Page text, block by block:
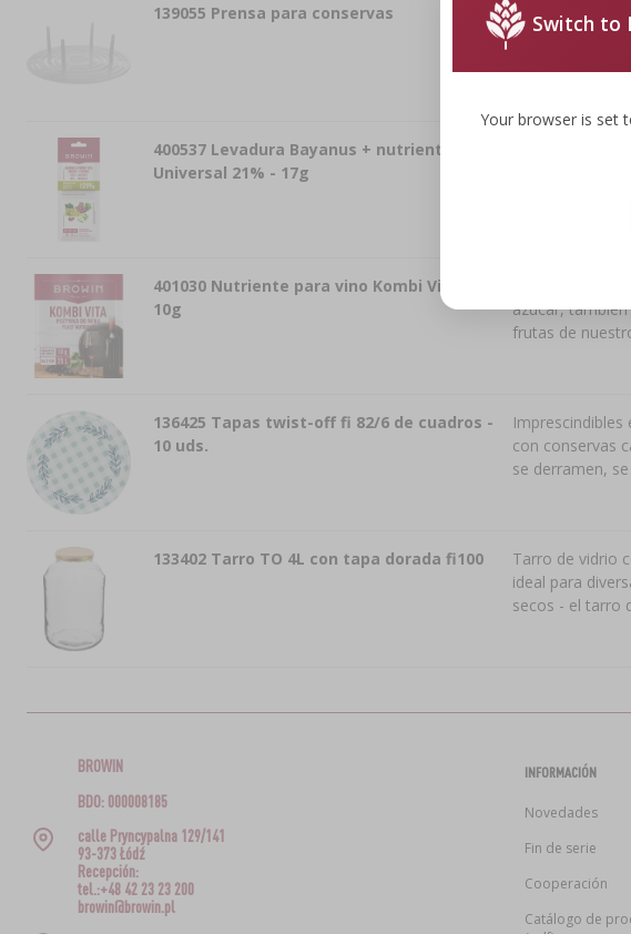
139055 Prensa para conservas
Descubre la
revolucionario
400537 Levadura Bayanus + nutriente
Universal 21% - 17g
Para vinos
hasta el
401030 Nutriente para vino Kombi Vita -
10g
azúcar,
frutas de
136425 Tapas twist-off fi 82/6 de cuadros -
10 uds.
con conservas
se derramen,
133402 Tarro TO 4L con tapa dorada fi100
Tarro de vidrio
ideal para
secos - el tarro
Switch to
Your browser is set
BROWIN
BDO: 000008185
calle Pryncypalna 129/141
93-373 Łódź
Recepción:
tel.:+48 42 23 23 200
browin@browin.pl
INFORMACIÓN
Novedades
Fin de serie
Cooperación
Catálogo de